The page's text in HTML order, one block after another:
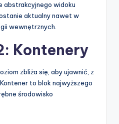
abstrakcyjnego widoku
aktualny nawet w
wewnętrznych.
Kontenery
zbliża się, aby ujawnić, z
to blok najwyższego
środowisko